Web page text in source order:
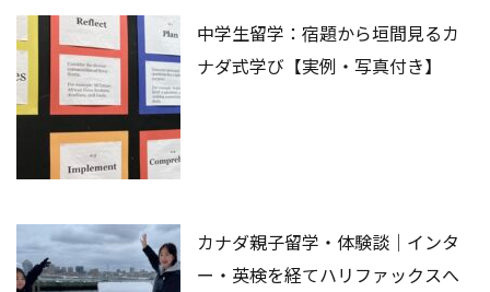
中学生留学：宿題から垣間見るカ
ナダ式学び【実例・写真付き】
カナダ親子留学・体験談｜インタ
ー・英検を経てハリファックスへ